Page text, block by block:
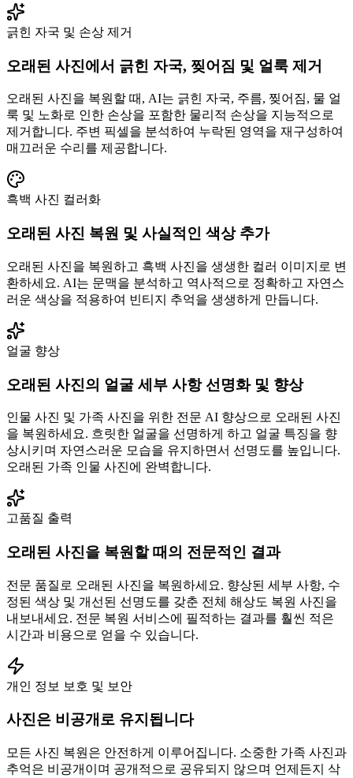
긁힌 자국 및 손상 제거
오래된 사진에서 긁힌 자국, 찢어짐 및 얼룩 제거
오래된 사진을 복원할 때, AI는 긁힌 자국, 주름, 찢어짐, 물 얼
룩 및 노화로 인한 손상을 포함한 물리적 손상을 지능적으로
제거합니다. 주변 픽셀을 분석하여 누락된 영역을 재구성하여
매끄러운 수리를 제공합니다.
흑백 사진 컬러화
오래된 사진 복원 및 사실적인 색상 추가
오래된 사진을 복원하고 흑백 사진을 생생한 컬러 이미지로 변
환하세요. AI는 문맥을 분석하고 역사적으로 정확하고 자연스
러운 색상을 적용하여 빈티지 추억을 생생하게 만듭니다.
얼굴 향상
오래된 사진의 얼굴 세부 사항 선명화 및 향상
인물 사진 및 가족 사진을 위한 전문 AI 향상으로 오래된 사진
을 복원하세요. 흐릿한 얼굴을 선명하게 하고 얼굴 특징을 향
상시키며 자연스러운 모습을 유지하면서 선명도를 높입니다.
오래된 가족 인물 사진에 완벽합니다.
고품질 출력
오래된 사진을 복원할 때의 전문적인 결과
전문 품질로 오래된 사진을 복원하세요. 향상된 세부 사항, 수
정된 색상 및 개선된 선명도를 갖춘 전체 해상도 복원 사진을
내보내세요. 전문 복원 서비스에 필적하는 결과를 훨씬 적은
시간과 비용으로 얻을 수 있습니다.
개인 정보 보호 및 보안
사진은 비공개로 유지됩니다
모든 사진 복원은 안전하게 이루어집니다. 소중한 가족 사진과
추억은 비공개이며 공개적으로 공유되지 않으며 언제든지 삭